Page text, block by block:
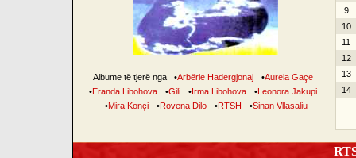
Albume të tjerë nga •Arbërie Hadergjonaj •Aurela Gaçe
•Eranda Libohova •Gili •Irma Libohova •Leonora Jakupi
•Mira Konçi •Rovena Dilo •RTSH •Sinan Vllasaliu
9
10
11
12
13
14